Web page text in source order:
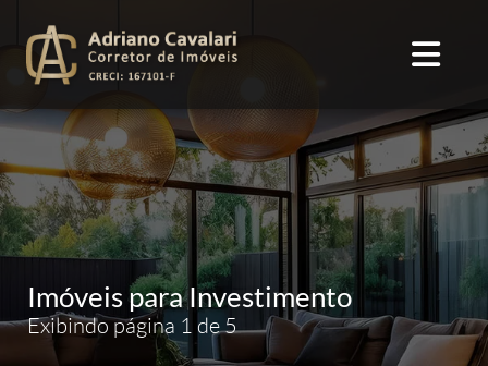
Imóveis para Investimento
Exibindo página 1 de 5